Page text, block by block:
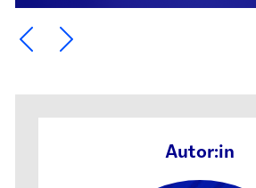
Ein Element zurück blättern
Ein Element weiter blättern
Autor:in